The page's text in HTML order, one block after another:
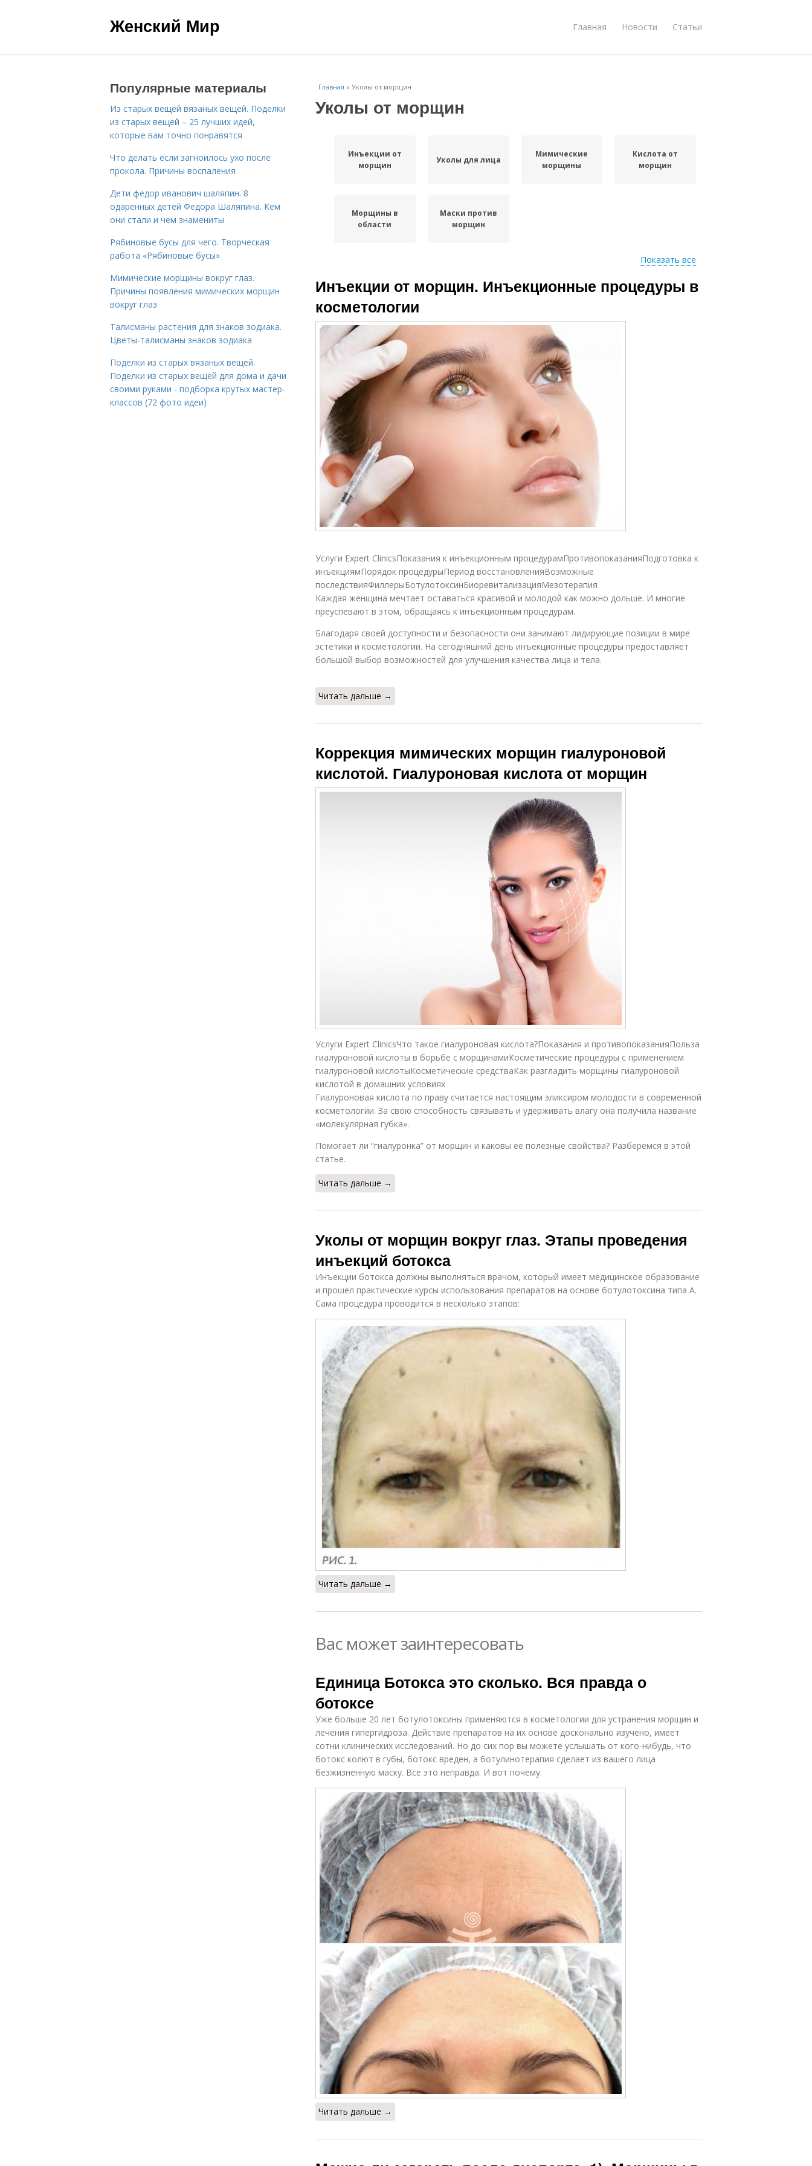
Женский Мир Главная Новости Статьи
Главная » Уколы от морщин
Уколы от морщин
Инъекции от
морщин
Уколы для лица
Мимические
морщины
Кислота от
морщин
Морщины в
области
Маски против
морщин
Показать все
Инъекции от морщин. Инъекционные процедуры в
косметологии
Услуги Expert ClinicsПоказания к инъекционным процедурамПротивопоказанияПодготовка к
инъекциямПорядок процедурыПериод восстановленияВозможные
последствияФиллерыБотулотоксинБиоревитализацияМезотерапия
Каждая женщина мечтает оставаться красивой и молодой как можно дольше. И многие
преуспевают в этом, обращаясь к инъекционным процедурам.
Благодаря своей доступности и безопасности они занимают лидирующие позиции в мире
эстетики и косметологии. На сегодняшний день инъекционные процедуры предоставляет
большой выбор возможностей для улучшения качества лица и тела.
Читать дальше →
Коррекция мимических морщин гиалуроновой
кислотой. Гиалуроновая кислота от морщин
Услуги Expert ClinicsЧто такое гиалуроновая кислота?Показания и противопоказанияПольза
гиалуроновой кислоты в борьбе с морщинамиКосметические процедуры с применением
гиалуроновой кислотыКосметические средстваКак разгладить морщины гиалуроновой
кислотой в домашних условиях
Гиалуроновая кислота по праву считается настоящим эликсиром молодости в современной
косметологии. За свою способность связывать и удерживать влагу она получила название
«молекулярная губка».
Помогает ли “гиалуронка” от морщин и каковы ее полезные свойства? Разберемся в этой
статье.
Читать дальше →
Уколы от морщин вокруг глаз. Этапы проведения
инъекций ботокса
Инъекции ботокса должны выполняться врачом, который имеет медицинское образование
и прошел практические курсы использования препаратов на основе ботулотоксина типа А.
Сама процедура проводится в несколько этапов:
Читать дальше →
Вас может заинтересовать
Единица Ботокса это сколько. Вся правда о
ботоксе
Уже больше 20 лет ботулотоксины применяются в косметологии для устранения морщин и
лечения гипергидроза. Действие препаратов на их основе досконально изучено, имеет
сотни клинических исследований. Но до сих пор вы можете услышать от кого-нибудь, что
ботокс колют в губы, ботокс вреден, а ботулинотерапия сделает из вашего лица
безжизненную маску. Все это неправда. И вот почему.
Читать дальше →
Популярные материалы
Из старых вещей вязаных вещей. Поделки
из старых вещей – 25 лучших идей,
которые вам точно понравятся
Что делать если загноилось ухо после
прокола. Причины воспаления
Дети федор иванович шаляпин. 8
одаренных детей Федора Шаляпина. Кем
они стали и чем знамениты
Рябиновые бусы для чего. Творческая
работа «Рябиновые бусы»
Мимические морщины вокруг глаз.
Причины появления мимических морщин
вокруг глаз
Талисманы растения для знаков зодиака.
Цветы-талисманы знаков зодиака
Поделки из старых вязаных вещей.
Поделки из старых вещей для дома и дачи
своими руками - подборка крутых мастер-
классов (72 фото идеи)